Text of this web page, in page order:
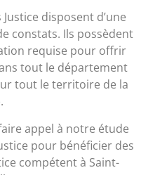
disposent d’une
constats. Ils possèdent
requise pour offrir
tout le département
tout le territoire de la
appel à notre étude
pour bénéficier des
compétent à Saint-